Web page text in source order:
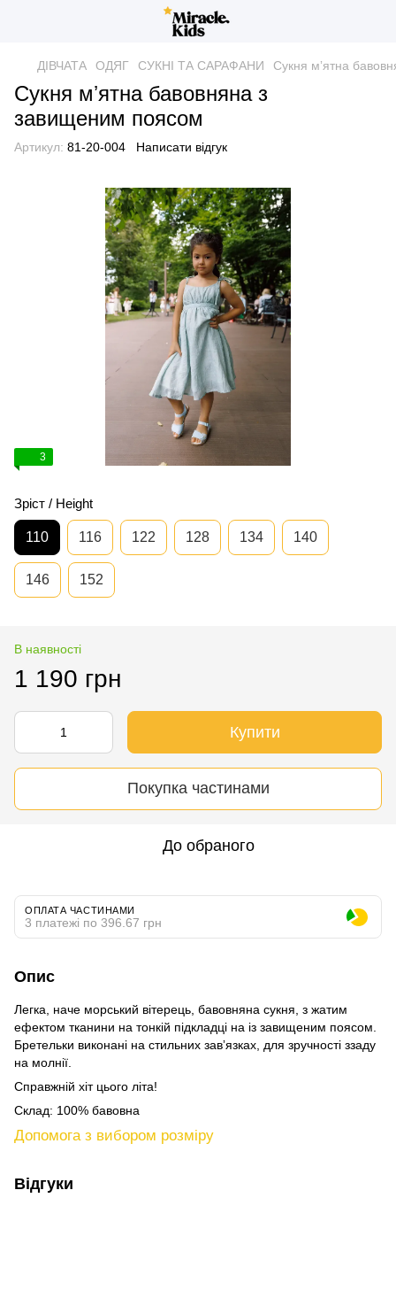
ДІВЧАТА ОДЯГ СУКНІ ТА САРАФАНИ Сукня мʼятна
Сукня мʼятна бавовняна з
завищеним поясом
Артикул: 81-20-004 Написати відгук
3
Зріст / Height
110 116 122 128 134 140
146 152
В наявності
1 190 грн
Купити
Покупка частинами
До обраного
ОПЛАТА ЧАСТИНАМИ
3 платежі по 396.67 грн
Опис
Легка, наче морський вітерець, бавовняна сукня, з жатим
ефектом тканини на тонкій підкладці на із завищеним поясом.
Бретельки виконані на стильних завʼязках, для зручності ззаду
на молнії.
Справжній хіт цього літа!
Склад: 100% бавовна
Допомога з вибором розміру
Відгуки